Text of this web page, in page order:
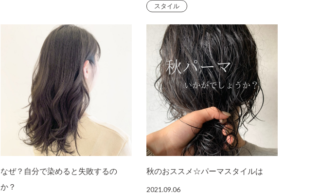
スタイル
なぜ？自分で染めると失敗するの
か？
秋のおススメ☆パーマスタイルは
2021.09.06